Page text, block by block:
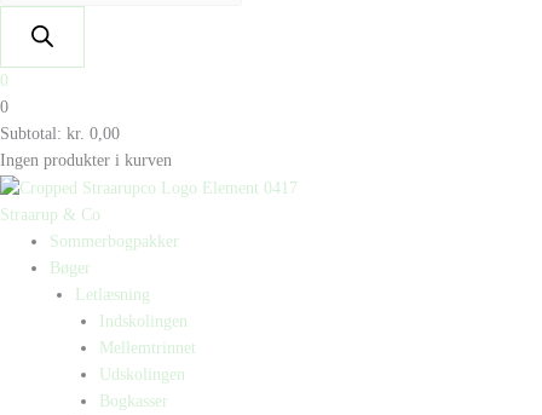
0
0
Subtotal: kr. 0,00
Ingen produkter i kurven
Straarup & Co
Sommerbogpakker
Bøger
Letlæsning
Indskolingen
Mellemtrinnet
Udskolingen
Bogkasser